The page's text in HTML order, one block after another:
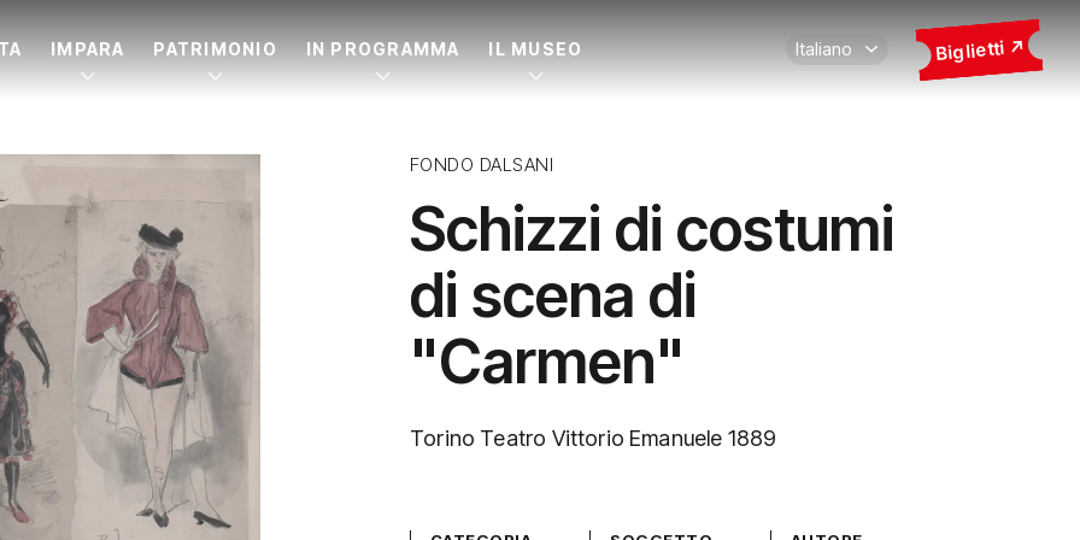
IMPARA PATRIMONIO IN PROGRAMMA IL MUSEO Biglietti
FONDO DALSANI
Schizzi di costumi
di scena di
"Carmen"
Torino Teatro Vittorio Emanuele 1889